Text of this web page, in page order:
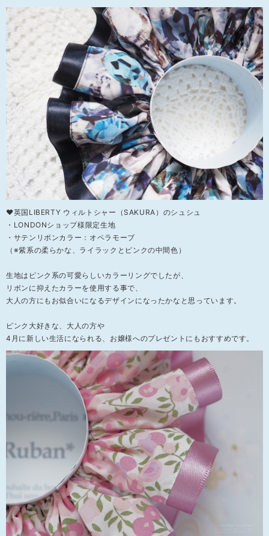
❤英国LIBERTY ウィルトシャー（SAKURA）のシュシュ
・LONDONショップ様限定生地
・サテンリボンカラー：オペラモーブ
（※紫系の柔らかな、ライラックとピンクの中間色）
生地はピンク系の可愛らしいカラーリングでしたが、
リボンに抑えたカラーを使用する事で、
大人の方にもお似合いになるデザインになったかなと思っています。
ピンク大好きな、大人の方や
4月に新しい生活になられる、お嬢様へのプレゼントにもおすすめです。